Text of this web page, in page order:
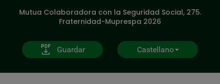
Mutua Colaboradora con la Seguridad Social, 275.
Fraternidad-Muprespa 2026
Guardar Castellano